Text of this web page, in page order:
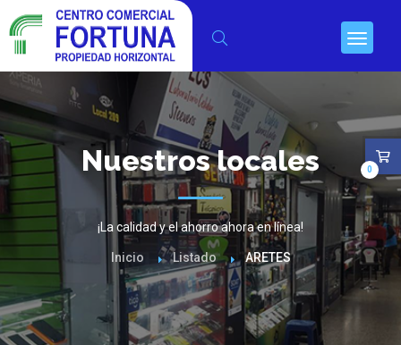
Nuestros locales
¡La calidad y el ahorro ahora en línea!
Inicio Listado ARETES
0